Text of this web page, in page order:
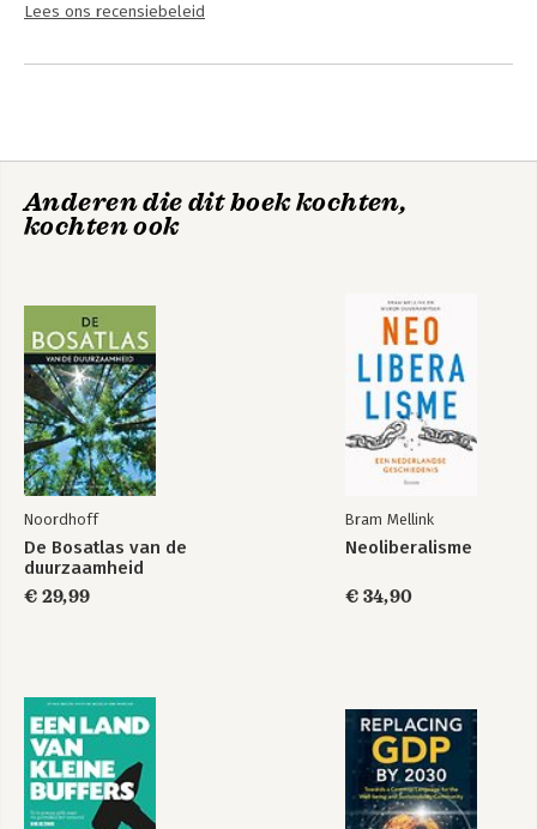
Lees ons recensiebeleid
Anderen die dit boek kochten,
kochten ook
Noordhoff
De Bosatlas van de
duurzaamheid
€ 29,99
Bram Mellink
Neoliberalisme
€ 34,90